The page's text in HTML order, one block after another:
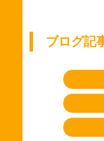
ブログ記